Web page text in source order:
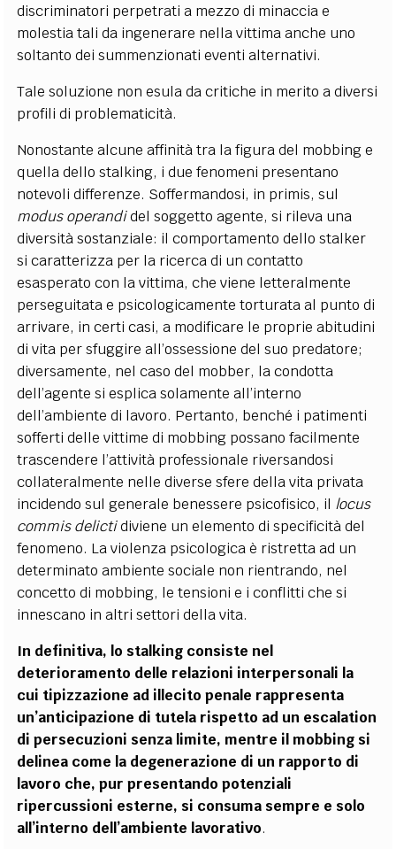
discriminatori perpetrati a mezzo di minaccia e
molestia tali da ingenerare nella vittima anche uno
soltanto dei summenzionati eventi alternativi.
Tale soluzione non esula da critiche in merito a diversi
profili di problematicità.
Nonostante alcune affinità tra la figura del mobbing e
quella dello stalking, i due fenomeni presentano
notevoli differenze. Soffermandosi, in primis, sul
modus operandidel soggetto agente, si rileva una
diversità sostanziale: il comportamento dello stalker
si caratterizza per la ricerca di un contatto
esasperato con la vittima, che viene letteralmente
perseguitata e psicologicamente torturata al punto di
arrivare, in certi casi, a modificare le proprie abitudini
di vita per sfuggire all’ossessione del suo predatore;
diversamente, nel caso del mobber, la condotta
dell’agente si esplica solamente all’interno
dell’ambiente di lavoro. Pertanto, benché i patimenti
sofferti delle vittime di mobbing possano facilmente
trascendere l’attività professionale riversandosi
collateralmente nelle diverse sfere della vita privata
incidendo sul generale benessere psicofisico, il locus
commis delictidiviene un elemento di specificità del
fenomeno. La violenza psicologica è ristretta ad un
determinato ambiente sociale non rientrando, nel
concetto di mobbing, le tensioni e i conflitti che si
innescano in altri settori della vita.
In definitiva, lo stalking consiste nel
deterioramento delle relazioni interpersonali la
cui tipizzazione ad illecito penale rappresenta
un’anticipazione di tutela rispetto ad un escalation
di persecuzioni senza limite, mentre il mobbing si
delinea come la degenerazione di un rapporto di
lavoro che, pur presentando potenziali
ripercussioni esterne, si consuma sempre e solo
all’interno dell’ambiente lavorativo.